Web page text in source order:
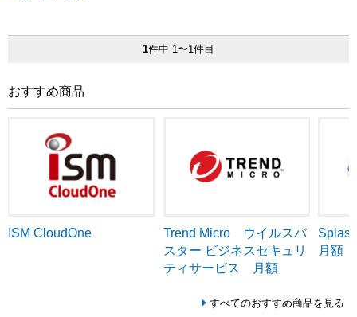
1件中 1〜1件目
おすすめ商品
ISM CloudOne
Trend Micro ウイルスバ
スター ビジネスセキュリ
ティサービス 月額
月額
すべてのおすすめ商品を見る